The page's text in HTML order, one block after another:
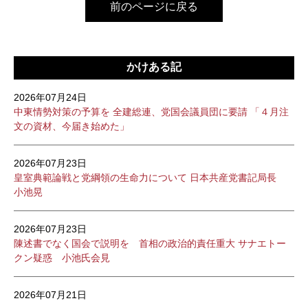
前のページに戻る
かけある記
2026年07月24日
中東情勢対策の予算を 全建総連、党国会議員団に要請 「４月注
文の資材、今届き始めた」
2026年07月23日
皇室典範論戦と党綱領の生命力について 日本共産党書記局長
小池晃
2026年07月23日
陳述書でなく国会で説明を 首相の政治的責任重大 サナエトー
クン疑惑 小池氏会見
2026年07月21日